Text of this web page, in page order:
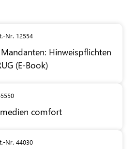
Nr. 12554
Hinweispflichten
(E-Book)
comfort
Nr. 44030